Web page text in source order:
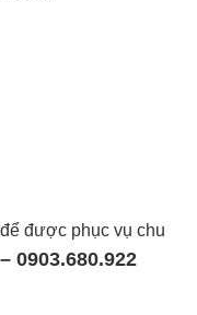
được phục vụ chu
0903.680.922